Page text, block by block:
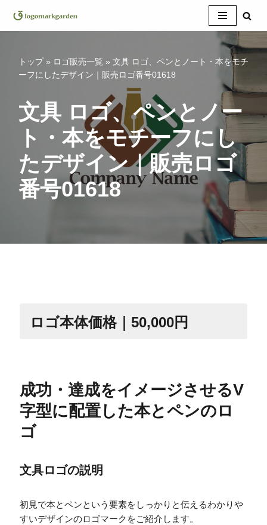
コ
トップ» ロゴ販売一覧 » 文具 ロゴ、ペンとノート・本をモチ
ーフにしたデザイン｜販売ロゴ番号01618
文具 ロゴ、ペンとノー
ト・本をモチーフにし
たデザイン｜販売ロゴ
番号01618
ロゴ本体価格｜50,000円
成功・達成をイメージさせるV
字型に配置した本とペンのロ
ゴ
文具ロゴの説明
初見で本とペンという要素をしっかりと伝えるわかりや
すいデザインのロゴマークをご紹介します。